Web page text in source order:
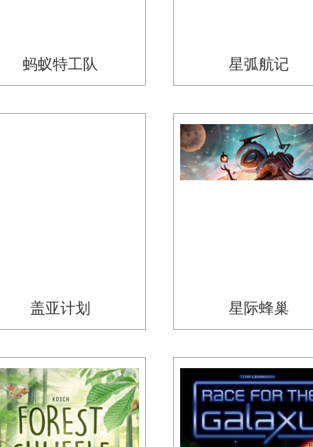
蚂蚁特工队 星弧航记
盖亚计划 星际蜂巢